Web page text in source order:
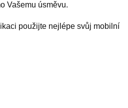
Vašemu úsměvu.
použijte nejlépe svůj mobilní